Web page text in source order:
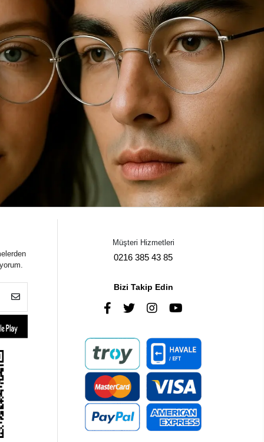
Müşteri Hizmetleri
0216 385 43 85
Bizi Takip Edin